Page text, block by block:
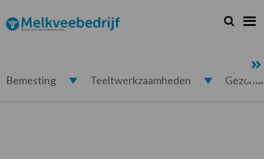
de
hoofdnavigatie
de
hoofd
de
eerste
de
voettekst
Melkveebedrijf.nl Zoeken...
Zoek
Bemesting Teeltwerkzaamheden